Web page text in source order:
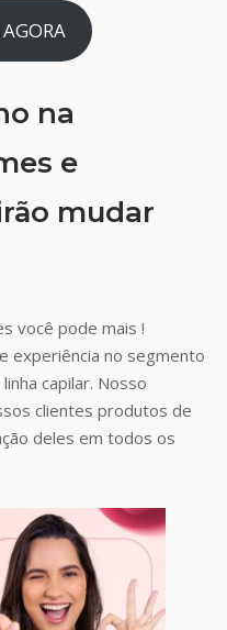
na
e
mudar
você pode mais !
experiência no segmento
capilar. Nosso
clientes produtos de
deles em todos os